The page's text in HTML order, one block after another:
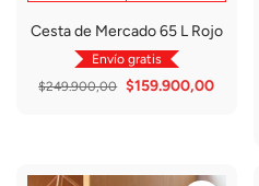
Cesta de Mercado 65 L Rojo
Envío gratis
$249.900,00 $159.900,00